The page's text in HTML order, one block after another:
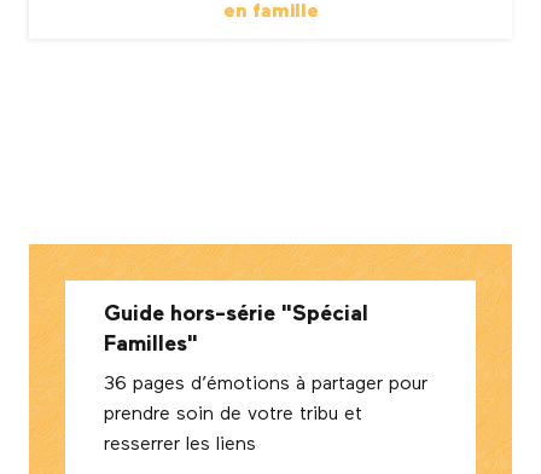
en famille
Guide hors-série "Spécial
Familles"
36 pages d’émotions à partager pour
prendre soin de votre tribu et
resserrer les liens